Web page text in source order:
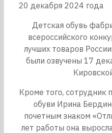
20 декабря 2024 года
Детская обувь
всероссийского
лучших товаров
были озвучены 17
Кроме того, сотрудник
обуви Ирина
почетным знаком
лет работы она